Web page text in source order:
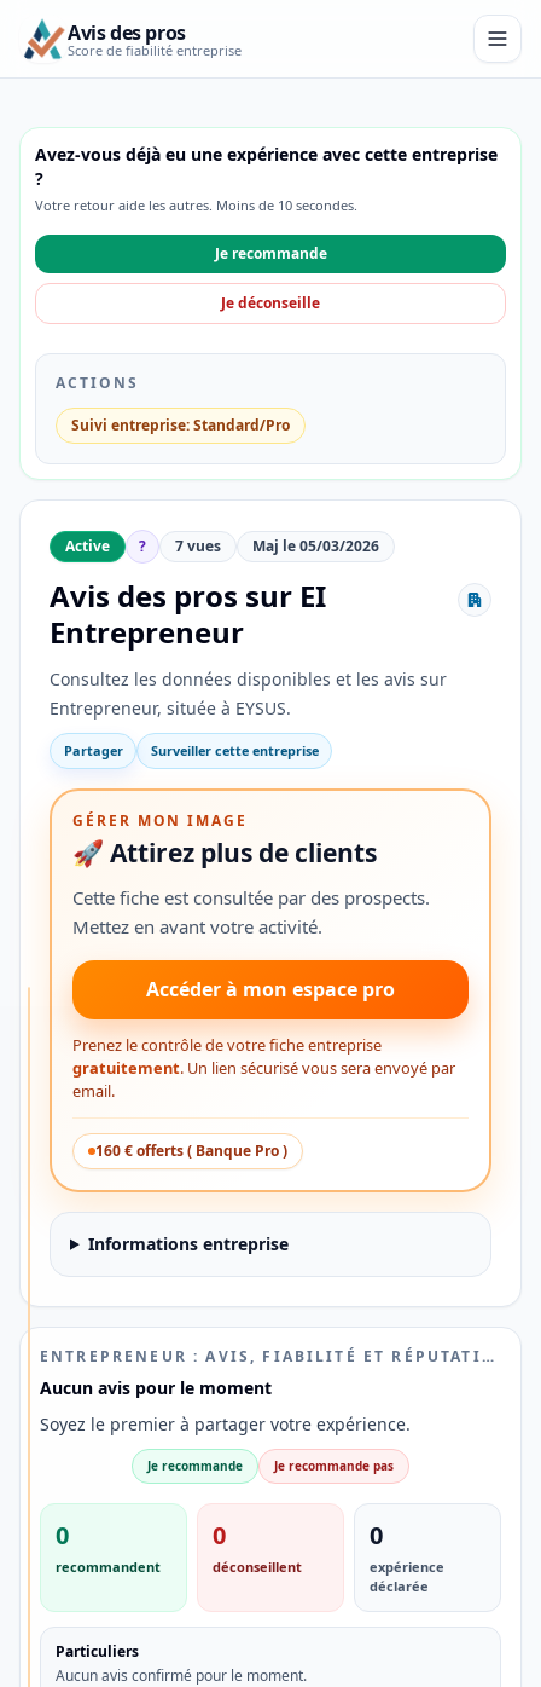
Avis des pros
Score de fiabilité entreprise
Active ? 7 vues Maj le 05/03/2026
Avis des pros sur EI
Entrepreneur
Consultez les données disponibles et les avis sur
Entrepreneur, située à EYSUS.
Partager Surveiller cette entreprise
GÉRER MON IMAGE
🚀 Attirez plus de clients
Cette fiche est consultée par des prospects.
Mettez en avant votre activité.
Accéder à mon espace pro
Prenez le contrôle de votre fiche entreprise
gratuitement. Un lien sécurisé vous sera envoyé par
email.
160 € offerts ( Banque Pro )
Informations entreprise
ENTREPRENEUR : AVIS, FIABILITÉ ET RÉPUTATION
Aucun avis pour le moment
Soyez le premier à partager votre expérience.
Je recommande Je recommande pas
0
recommandent
0
déconseillent
0
expérience
déclarée
Particuliers
Aucun avis confirmé pour le moment.
Avez-vous déjà eu une expérience avec cette entreprise
?
Votre retour aide les autres. Moins de 10 secondes.
Je recommande
Je déconseille
ACTIONS
Suivi entreprise: Standard/Pro
AVIS
DES
PROS
💳
Découvrez
une
alternative
aux
banques
traditionnelles
Vous
recherchez
compte
bancaire
simple,
adapté